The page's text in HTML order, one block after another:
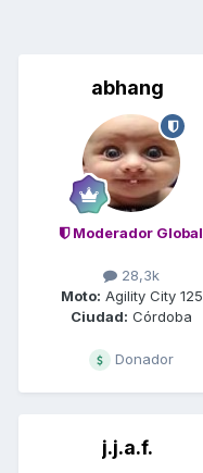
abhang
Moderador Global
28,3k
Moto: Agility City 125
Ciudad: Córdoba
Donador
j.j.a.f.